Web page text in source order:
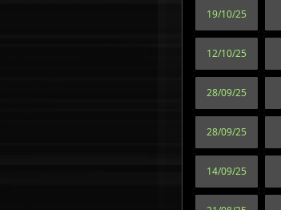
19/10/25
12/10/25
28/09/25
28/09/25
14/09/25